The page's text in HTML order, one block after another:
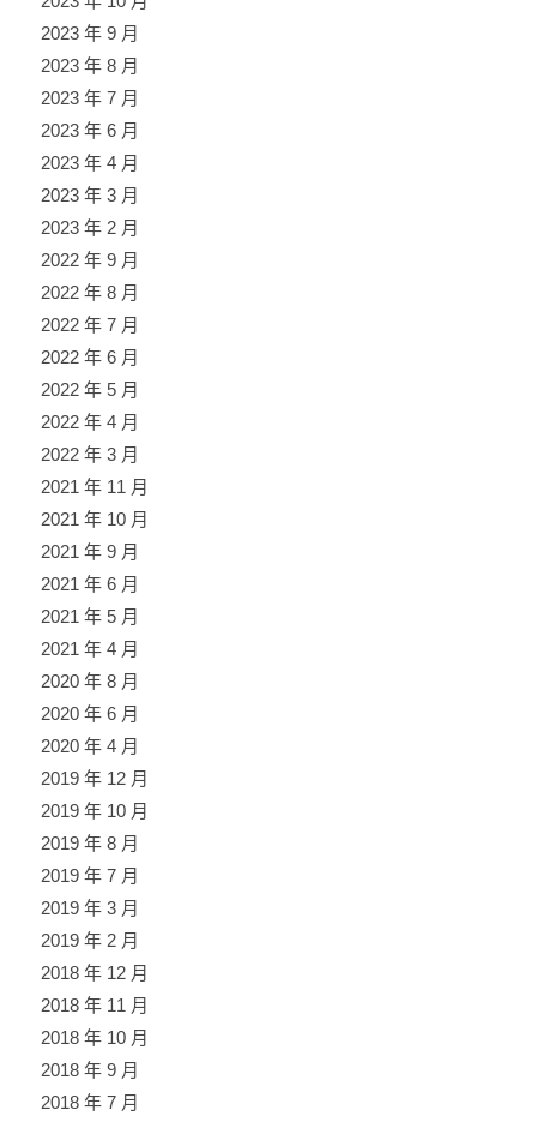
2023 年 9 月
2023 年 8 月
2023 年 7 月
2023 年 6 月
2023 年 4 月
2023 年 3 月
2023 年 2 月
2022 年 9 月
2022 年 8 月
2022 年 7 月
2022 年 6 月
2022 年 5 月
2022 年 4 月
2022 年 3 月
2021 年 11 月
2021 年 10 月
2021 年 9 月
2021 年 6 月
2021 年 5 月
2021 年 4 月
2020 年 8 月
2020 年 6 月
2020 年 4 月
2019 年 12 月
2019 年 10 月
2019 年 8 月
2019 年 7 月
2019 年 3 月
2019 年 2 月
2018 年 12 月
2018 年 11 月
2018 年 10 月
2018 年 9 月
2018 年 7 月